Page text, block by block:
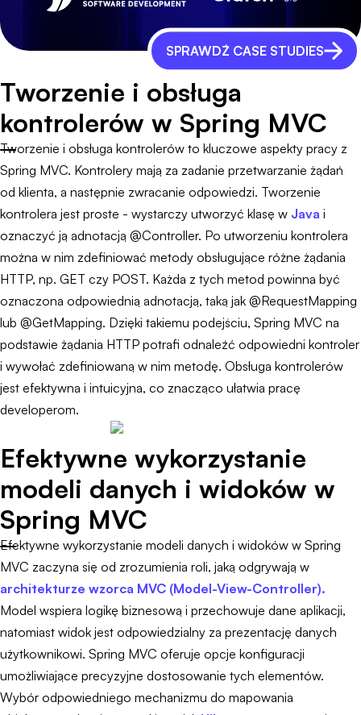
SPRAWDŹ CASE STUDIES
Tworzenie i obsługa
kontrolerów w Spring MVC
Tworzenie i obsługa kontrolerów to kluczowe aspekty pracy z
Spring MVC. Kontrolery mają za zadanie przetwarzanie żądań
od klienta, a następnie zwracanie odpowiedzi. Tworzenie
kontrolera jest proste - wystarczy utworzyć klasę w Java i
oznaczyć ją adnotacją @Controller. Po utworzeniu kontrolera
można w nim zdefiniować metody obsługujące różne żądania
HTTP, np. GET czy POST. Każda z tych metod powinna być
oznaczona odpowiednią adnotacją, taką jak @RequestMapping
lub @GetMapping. Dzięki takiemu podejściu, Spring MVC na
podstawie żądania HTTP potrafi odnaleźć odpowiedni kontroler
i wywołać zdefiniowaną w nim metodę. Obsługa kontrolerów
jest efektywna i intuicyjna, co znacząco ułatwia pracę
developerom.
Efektywne wykorzystanie
modeli danych i widoków w
Spring MVC
Efektywne wykorzystanie modeli danych i widoków w Spring
MVC zaczyna się od zrozumienia roli, jaką odgrywają w
architekturze wzorca MVC (Model-View-Controller).
Model wspiera logikę biznesową i przechowuje dane aplikacji,
natomiast widok jest odpowiedzialny za prezentację danych
użytkownikowi. Spring MVC oferuje opcje konfiguracji
umożliwiające precyzyjne dostosowanie tych elementów.
Wybór odpowiedniego mechanizmu do mapowania